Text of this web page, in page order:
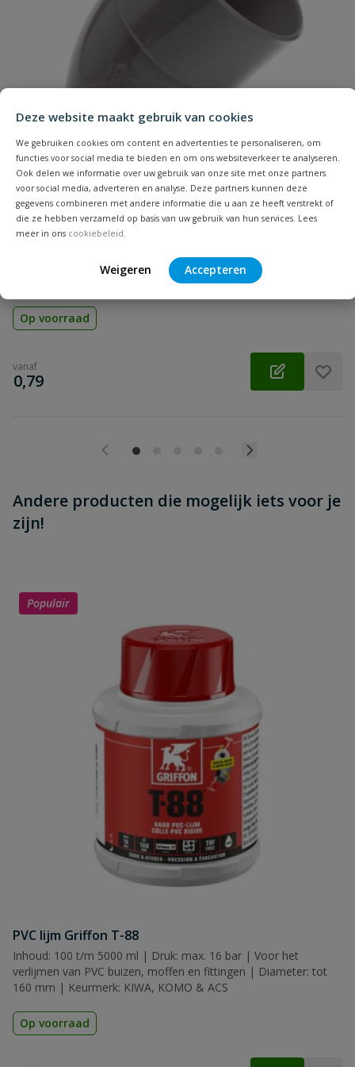
Deze website maakt gebruik van cookies
We gebruiken cookies om content en advertenties te personaliseren, om
functies voor social media te bieden en om ons websiteverkeer te analyseren.
Ook delen we informatie over uw gebruik van onze site met onze partners
voor social media, adverteren en analyse. Deze partners kunnen deze
gegevens combineren met andere informatie die u aan ze heeft verstrekt of
die ze hebben verzameld op basis van uw gebruik van hun services. Lees
meer in ons cookiebeleid
Weigeren Accepteren
Beoordeling
Beoordeling versturen
Aansluiting: inwendig lijm en spie | Diameter: 32 t/m 200 mm |
Kleur: grijs | Klasse: SN4 | Keurmerk: KOMO
Op voorraad
vanaf
€
0,79
Andere producten die mogelijk iets voor je
zijn!
Populair
PVC lijm Griffon T-88
Inhoud: 100 t/m 5000 ml | Druk: max. 16 bar | Voor het
verlijmen van PVC buizen, moffen en fittingen | Diameter: tot
160 mm | Keurmerk: KIWA, KOMO & ACS
Op voorraad